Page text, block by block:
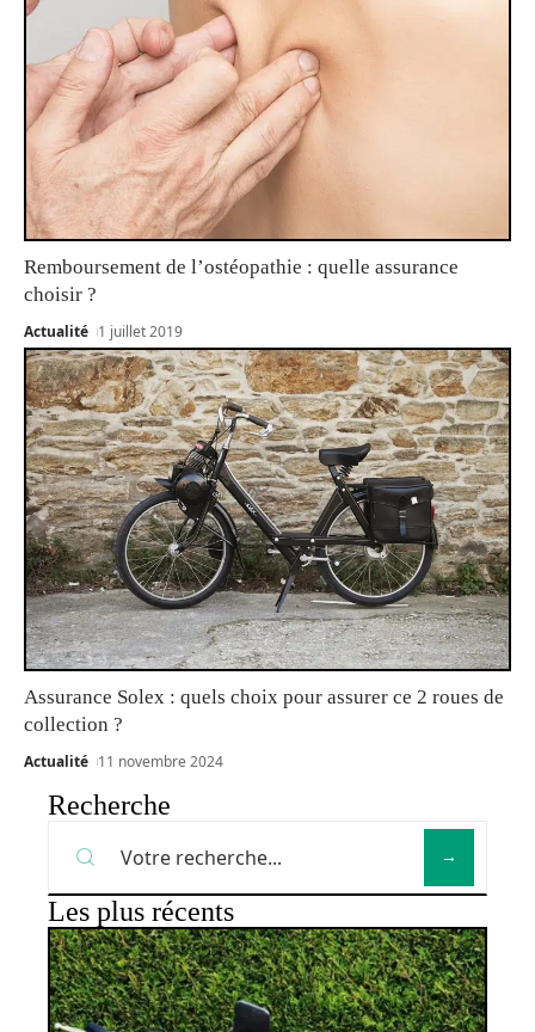
Remboursement de l’ostéopathie : quelle assurance
choisir ?
Actualité 1 juillet 2019
Assurance Solex : quels choix pour assurer ce 2 roues de
collection ?
Actualité 11 novembre 2024
Recherche
Les plus récents